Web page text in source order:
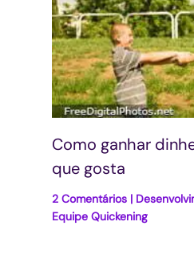
Como ganhar
que gosta
2 Comentários |
Equipe Quickening